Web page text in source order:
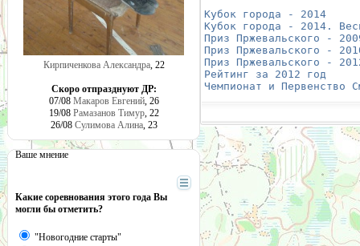
Кирпиченкова Александра, 22
Скоро отпразднуют ДР:
07/08 Макаров Евгений, 26
19/08 Рамазанов Тимур, 22
26/08 Сулимова Алина, 23
Ваше мнение
Какие соревнования этого года Вы
могли бы отметить?
"Новогодние старты"
Кубок города - 2014
Кубок города - 2014.
Приз Пржевальского -
Приз Пржевальского -
Приз Пржевальского -
Рейтинг за 2012 год
Чемпионат и Первенство